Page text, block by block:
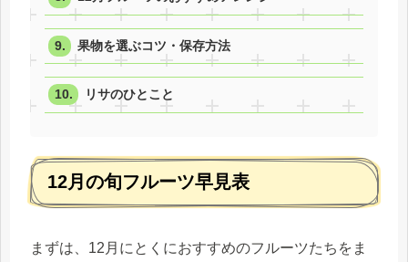
果物を選ぶコツ・保存方法
リサのひとこと
12月の旬フルーツ早見表
まずは、12月にとくにおすすめのフルーツたちをま